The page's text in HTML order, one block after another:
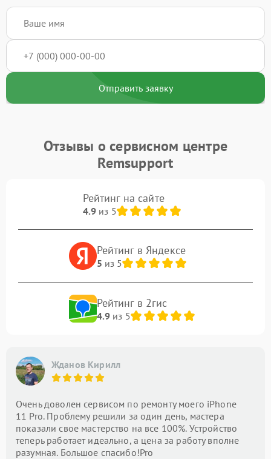
Отправить заявку
Отзывы о сервисном центре
Remsupport
Рейтинг на сайте
4.9из 5
Рейтинг в Яндексе
5 из 5
Рейтинг в 2гис
4.9из 5
Жданов Кирилл
Очень доволен сервисом по ремонту моего iPhone
11 Pro. Проблему решили за один день, мастера
показали свое мастерство на все 100%. Устройство
теперь работает идеально, а цена за работу вполне
разумная. Большое спасибо!Pro